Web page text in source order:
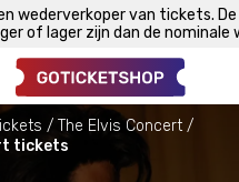
wederverkoper van tickets. De
of lager zijn dan de nominale
The Elvis Concert
tickets